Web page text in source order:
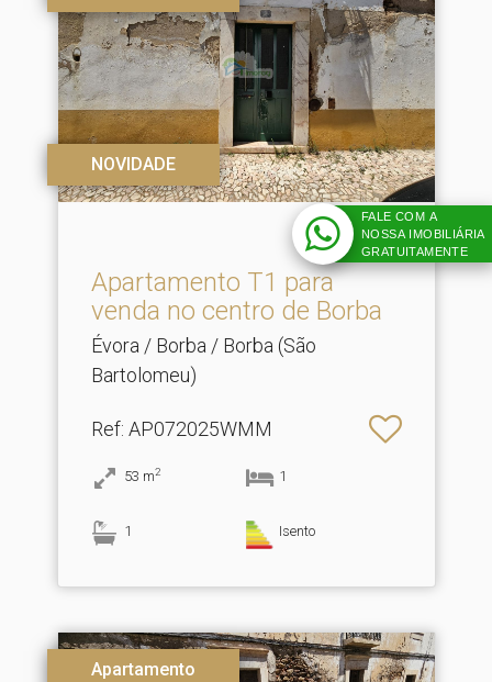
NOVIDADE
27.500€
Apartamento T1 para
venda no centro de Borba
Évora / Borba / Borba (São
Bartolomeu)
Ref: AP072025WMM
53 m2 1
1 Isento
Apartamento
FALE COM A
NOSSA IMOBILIÁRIA
GRATUITAMENTE